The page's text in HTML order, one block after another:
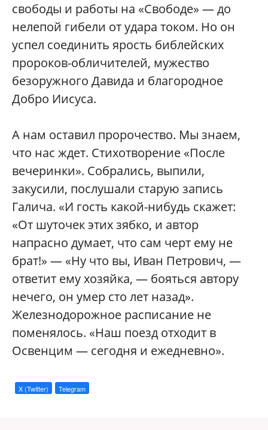
свободы и работы на «Свободе» — до
нелепой гибели от удара током. Но он
успел соединить ярость библейских
пророков-обличителей, мужество
безоружного Давида и благородное
Добро Иисуса.
А нам оставил пророчество. Мы знаем,
что нас ждет. Стихотворение «После
вечеринки». Собрались, выпили,
закусили, послушали старую запись
Галича. «И гость какой-нибудь скажет:
«От шуточек этих зябко, и автор
напрасно думает, что сам черт ему не
брат!» — «Ну что вы, Иван Петрович, —
ответит ему хозяйка, — бояться автору
нечего, он умер сто лет назад».
Железнодорожное расписание не
поменялось. «Наш поезд отходит в
Освенцим — сегодня и ежедневно».
X (Twitter) Telegram